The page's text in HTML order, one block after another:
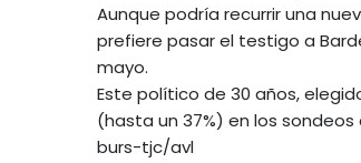
Aunque podría recurrir una
prefiere pasar el testigo a
mayo.
Este político de 30 años,
(hasta un 37%) en los
burs-tjc/avl